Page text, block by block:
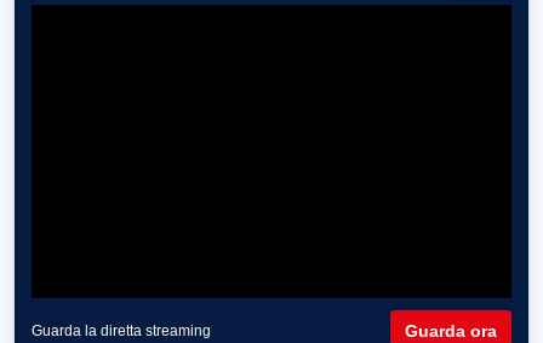
Guarda la diretta streaming Guarda ora